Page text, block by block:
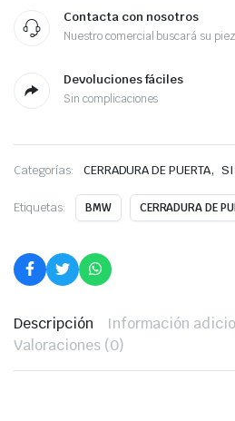
Contacta con nosotros
Nuestro comercial buscará su
Devoluciones fáciles
Sin complicaciones
Categorías: CERRADURA DE PUERTA,
Etiquetas: BMW CERRADURA DE
Descripción
Información
Valoraciones (0)